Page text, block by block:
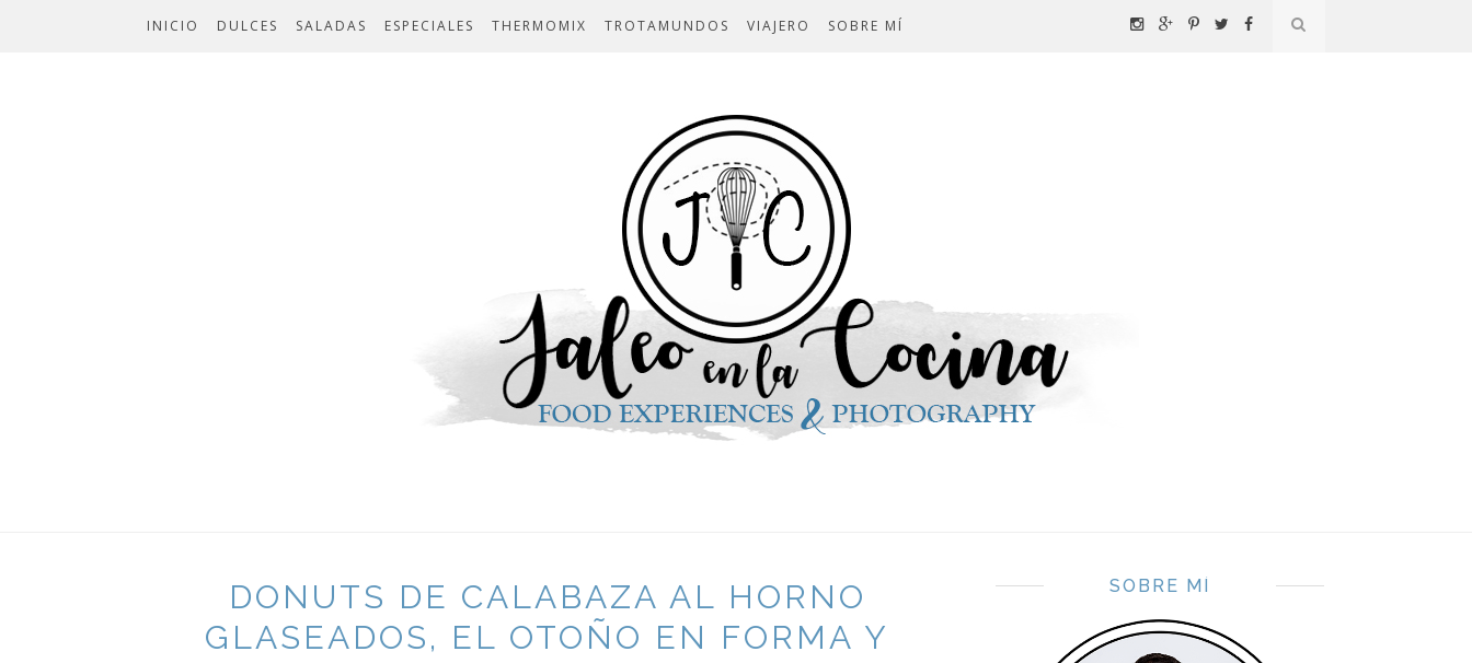
INICIO DULCES SALADAS ESPECIALES THERMOMIX TROTAMUNDOS VIAJERO SOBRE MÍ
DONUTS DE CALABAZA AL HORNO
GLASEADOS, EL OTOÑO EN FORMA Y
SOBRE MÍ